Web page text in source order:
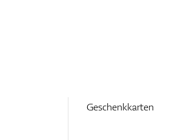
Geschenkkarten